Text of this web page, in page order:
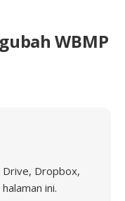
WBMP
Dropbox,
ini.